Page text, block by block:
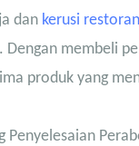
dan kerusi restoran
membeli
produk yang